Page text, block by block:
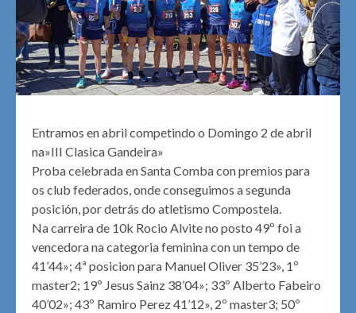
Entramos en abril competindo o Domingo 2 de abril
na»III Clasica Gandeira»
Proba celebrada en Santa Comba con premios para
os club federados, onde conseguimos a segunda
posición, por detrás do atletismo Compostela.
Na carreira de 10k Rocio Alvite no posto 49º foi a
vencedora na categoria feminina con un tempo de
41’44»; 4ª posicion para Manuel Oliver 35’23», 1º
master2; 19º Jesus Sainz 38’04»; 33º Alberto Fabeiro
40’02»; 43º Ramiro Perez 41’12», 2º master3; 50º